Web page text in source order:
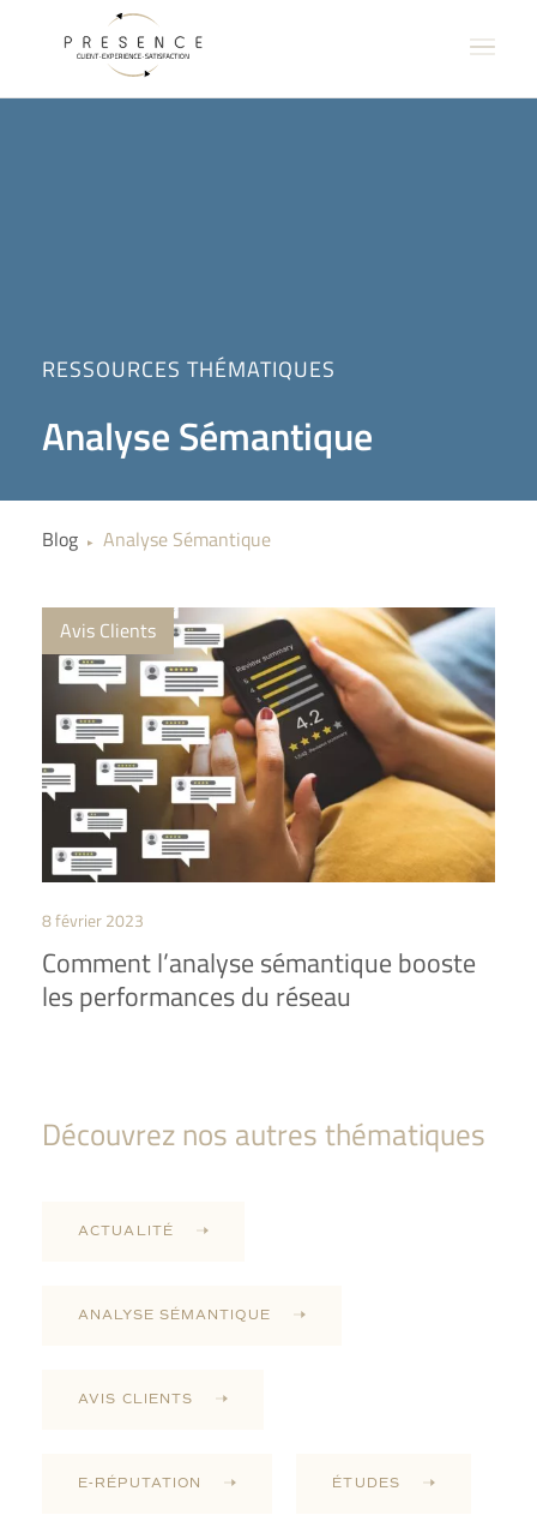
RESSOURCES THÉMATIQUES
Analyse Sémantique
Blog ▶ Analyse Sémantique
Avis Clients
8 février 2023
Comment l’analyse sémantique booste
les performances du réseau
Découvrez nos autres thématiques
ACTUALITÉ
ANALYSE SÉMANTIQUE
AVIS CLIENTS
E-RÉPUTATION ÉTUDES